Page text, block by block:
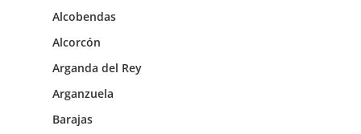
Alcobendas
Alcorcón
Arganda del Rey
Arganzuela
Barajas